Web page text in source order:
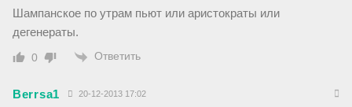
Шампанское по утрам пьют или аристократы или
дегенераты.
0 Ответить
Berrsa1 20-12-2013 17:02